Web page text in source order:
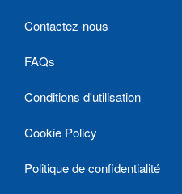
Contactez-nous
FAQs
Conditions d'utilisation
Cookie Policy
Politique de confidentialité